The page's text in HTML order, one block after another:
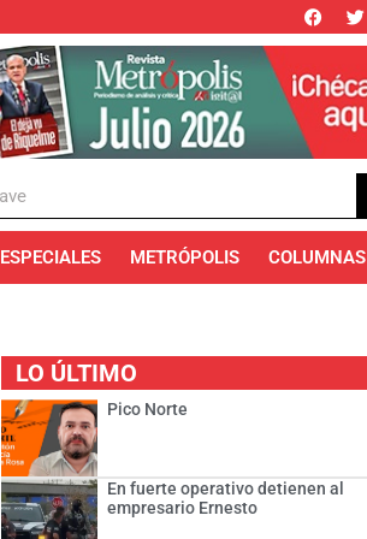
ESPECIALES METRÓPOLIS COLUMNAS
LO ÚLTIMO
Pico Norte
En fuerte operativo detienen al
empresario Ernesto